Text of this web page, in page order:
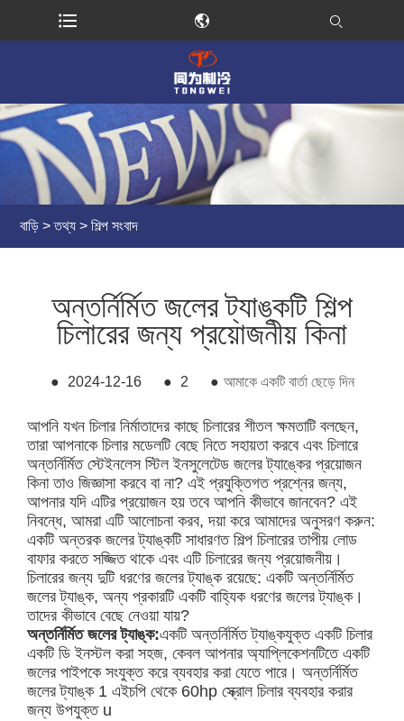
বাড়ি > তথ্য >শিল্প সংবাদ
অন্তর্নির্মিত জলের ট্যাঙ্কটি শিল্প
চিলারের জন্য প্রয়োজনীয় কিনা
● 2024-12-16 ● 2 ● আমাকে একটি বার্তা ছেড়ে দিন
আপনি যখন চিলার নির্মাতাদের কাছে চিলারের শীতল ক্ষমতাটি বলছেন,
তারা আপনাকে চিলার মডেলটি বেছে নিতে সহায়তা করবে এবং চিলারে
অন্তর্নির্মিত স্টেইনলেস স্টিল ইনসুলেটেড জলের ট্যাঙ্কের প্রয়োজন
কিনা তাও জিজ্ঞাসা করবে বা না? এই প্রযুক্তিগত প্রশ্নের জন্য,
আপনার যদি এটির প্রয়োজন হয় তবে আপনি কীভাবে জানবেন? এই
নিবন্ধে, আমরা এটি আলোচনা করব, দয়া করে আমাদের অনুসরণ করুন:
একটি অন্তরক জলের ট্যাঙ্কটি সাধারণত শিল্প চিলারের তাপীয় লোড
বাফার করতে সজ্জিত থাকে এবং এটি চিলারের জন্য প্রয়োজনীয়।
চিলারের জন্য দুটি ধরণের জলের ট্যাঙ্ক রয়েছে: একটি অন্তর্নির্মিত
জলের ট্যাঙ্ক, অন্য প্রকারটি একটি বাহ্যিক ধরণের জলের ট্যাঙ্ক।
তাদের কীভাবে বেছে নেওয়া যায়?
অন্তর্নির্মিত জলের ট্যাঙ্ক:একটি অন্তর্নির্মিত ট্যাঙ্কযুক্ত একটি চিলার
একটি ডি ইনস্টল করা সহজ, কেবল আপনার অ্যাপ্লিকেশনটিতে একটি
জলের পাইপকে সংযুক্ত করে ব্যবহার করা যেতে পারে। অন্তর্নির্মিত
জলের ট্যাঙ্ক 1 এইচপি থেকে 60hp স্ক্রোল চিলার ব্যবহার করার
জন্য উপযুক্ত u